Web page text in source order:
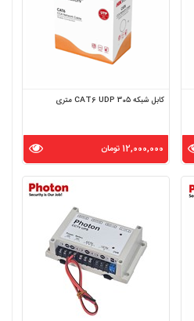
کابل شبکه CAT6 UDP 305 متری
12,000,000 تومان